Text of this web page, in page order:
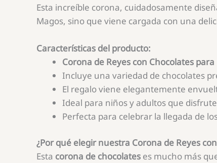
Esta increíble corona, cuidadosamente
Magos, sino que viene cargada con una
Características del producto:
Corona de Reyes con Chocolates
Incluye una variedad de chocolates
El regalo viene elegantemente
Ideal para niños y adultos que
Perfecta para celebrar la llegada de
¿Por qué elegir nuestra Corona de Reyes
Esta corona de chocolates es mucho más